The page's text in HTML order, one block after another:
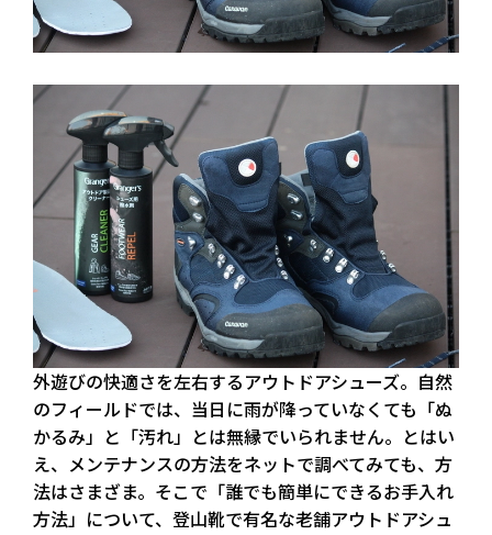
外遊びの快適さを左右するアウトドアシューズ。自然
のフィールドでは、当日に雨が降っていなくても「ぬ
かるみ」と「汚れ」とは無縁でいられません。とはい
え、メンテナンスの方法をネットで調べてみても、方
法はさまざま。そこで「誰でも簡単にできるお手入れ
方法」について、登山靴で有名な老舗アウトドアシュ